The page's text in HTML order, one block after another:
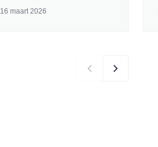
16 maart 2026